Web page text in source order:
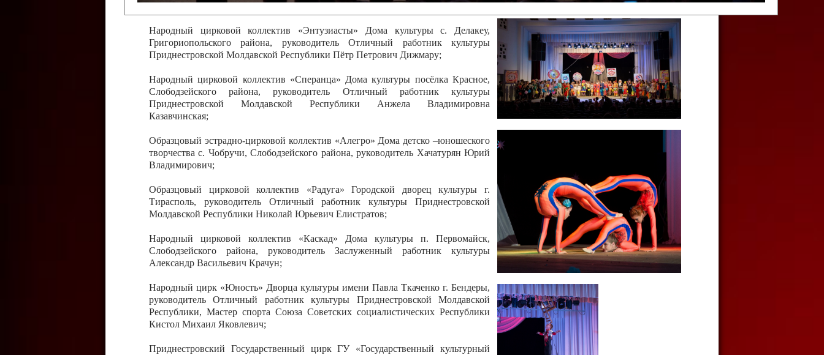
Олег Степанович Райлян;
Народный цирковой коллектив «Энтузиасты» Дома культуры с. Делакеу,
Григориопольского района, руководитель Отличный работник культуры
Приднестровской Молдавской Республики Пётр Петрович Дижмару;
Народный цирковой коллектив «Сперанца» Дома культуры посёлка Красное,
Слободзейского района, руководитель Отличный работник культуры
Приднестровской Молдавской Республики Анжела Владимировна
Казавчинская;
Образцовый эстрадно-цирковой коллектив «Алегро» Дома детско –юношеского
творчества с. Чобручи, Слободзейского района, руководитель Хачатурян Юрий
Владимирович;
Образцовый цирковой коллектив «Радуга» Городской дворец культуры г.
Тирасполь, руководитель Отличный работник культуры Приднестровской
Молдавской Республики Николай Юрьевич Елистратов;
Народный цирковой коллектив «Каскад» Дома культуры п. Первомайск,
Слободзейского района, руководитель Заслуженный работник культуры
Александр Васильевич Крачун;
Народный цирк «Юность» Дворца культуры имени Павла Ткаченко г. Бендеры,
руководитель Отличный работник культуры Приднестровской Молдавской
Республики, Мастер спорта Союза Советских социалистических Республики
Кистол Михаил Яковлевич;
Приднестровский Государственный цирк ГУ «Государственный культурный